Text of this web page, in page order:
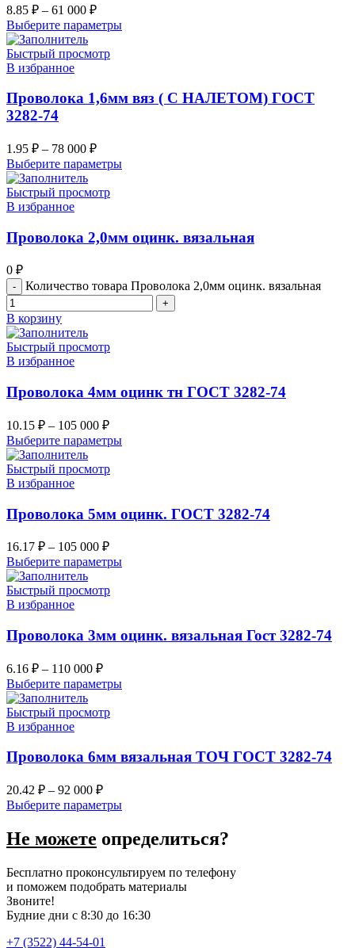
8.85 ₽ – 61 000 ₽
Выберите параметры
Быстрый просмотр
В избранное
Проволока 1,6мм вяз ( С НАЛЕТОМ) ГОСТ
3282-74
1.95 ₽ – 78 000 ₽
Выберите параметры
Быстрый просмотр
В избранное
Проволока 2,0мм оцинк. вязальная
0 ₽
Количество товара Проволока 2,0мм оцинк. вязальная
В корзину
Быстрый просмотр
В избранное
Проволока 4мм оцинк тн ГОСТ 3282-74
10.15 ₽ – 105 000 ₽
Выберите параметры
Быстрый просмотр
В избранное
Проволока 5мм оцинк. ГОСТ 3282-74
16.17 ₽ – 105 000 ₽
Выберите параметры
Быстрый просмотр
В избранное
Проволока 3мм оцинк. вязальная Гост 3282-74
6.16 ₽ – 110 000 ₽
Выберите параметры
Быстрый просмотр
В избранное
Проволока 6мм вязальная ТОЧ ГОСТ 3282-74
20.42 ₽ – 92 000 ₽
Выберите параметры
Не можете определиться?
Бесплатно проконсультируем по телефону
и поможем подобрать материалы
Звоните!
Будние дни с 8:30 до 16:30
+7 (3522) 44-54-01